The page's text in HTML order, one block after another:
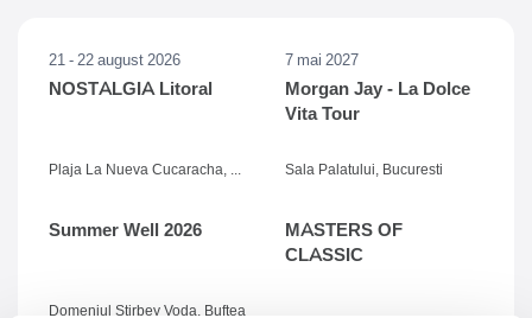
21 - 22 august 2026
NOSTALGIA Litoral
Plaja La Nueva Cucaracha, Mamaia
7 mai 2027
Morgan Jay - La Dolce
Vita Tour
Sala Palatului, Bucuresti
Summer Well 2026
Domeniul Stirbey Voda, Buftea
MASTERS OF
CLASSIC